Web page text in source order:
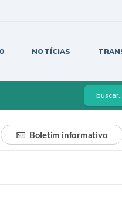
NOTÍCIAS
Boletim informativo